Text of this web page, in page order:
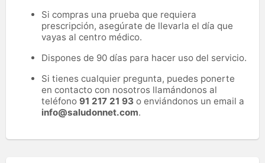
Si compras una prueba que requiera
prescripción, asegúrate de llevarla el día que
vayas al centro médico.
Dispones de 90 días para hacer uso del servicio.
Si tienes cualquier pregunta, puedes ponerte
en contacto con nosotros llamándonos al
teléfono 91 217 21 93 o enviándonos un email a
info@saludonnet.com.